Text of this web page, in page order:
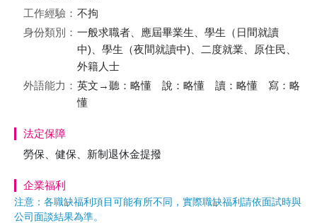
工作經驗： 不拘
身份類別： 一般求職者、應屆畢業生、學生（日間就讀
中)、學生（夜間就讀中)、二度就業、原住民、
外籍人士
外語能力： 英文→聽：略懂 說：略懂 讀：略懂 寫：略
懂
法定保障
勞保、健保、新制退休金提撥
企業福利
注意：各職缺福利項目可能有所不同，實際職缺福利請依面試時與
公司面談結果為準。